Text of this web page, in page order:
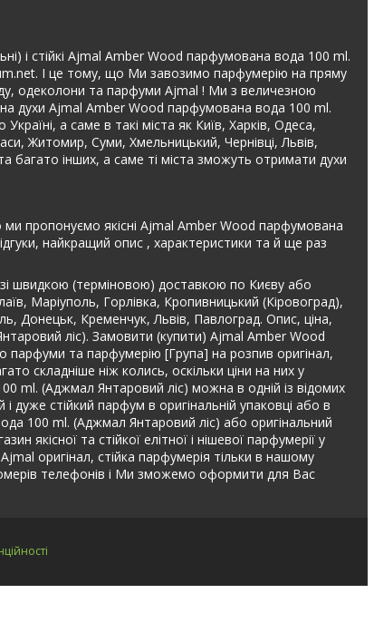
і стійкі Ajmal Amber Wood парфумована вода 100 ml.
І це тому, що Ми завозимо парфумерію на пряму
одеколони та парфуми Ajmal ! Ми з величезною
духи Ajmal Amber Wood парфумована вода 100 ml.
а саме в такі міста як Київ, Харків, Одеса,
Житомир, Суми, Хмельницький, Чернівці, Львів,
багато інших, а саме ті міста зможуть отримати духи
ми пропонуємо якісні Ajmal Amber Wood парфумована
найкращий опис , характеристики та й ще раз
швидкою (терміновою) доставкою по Києву або
Маріуполь, Горлівка, Кропивницький (Кіровоград),
Донецьк, Кременчук, Львів, Павлоград. Опис, ціна,
ліс). Замовити (купити) Ajmal Amber Wood
та парфумерію [Група] на розпив оригінал,
складніше ніж колись, оскільки ціни на них у
ml. (Аджмал Янтаровий ліс) можна в одній із відомих
стійкий парфум в оригінальній упаковці або в
100 ml. (Аджмал Янтаровий ліс) або оригінальний
та стійкої елітної і нішевої парфумерії у
оригінал, стійка парфумерія тільки в нашому
телефонів і Ми зможемо оформити для Вас